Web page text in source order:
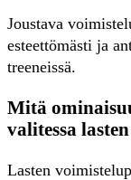
Joustava
esteettömästi ja
treeneissä.
Mitä
valitessa
Lasten